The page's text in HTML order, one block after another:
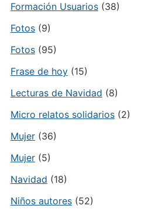
Formación Usuarios(38)
Fotos(9)
Fotos(95)
Frase de hoy(15)
Lecturas de Navidad (8)
Micro relatos solidarios(2)
Mujer(36)
Mujer(5)
Navidad (18)
Niños autores(52)